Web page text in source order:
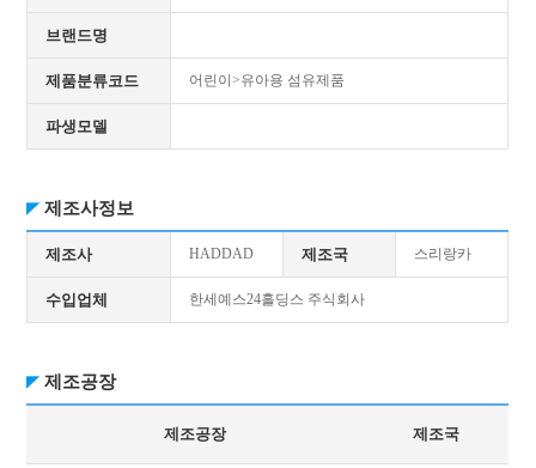
브랜드명
제품분류코드 어린이>유아용 섬유제품
파생모델
제조사정보
제조사 HADDAD 제조국 스리랑카
수입업체 한세예스24홀딩스 주식회사
제조공장
제조공장 제조국